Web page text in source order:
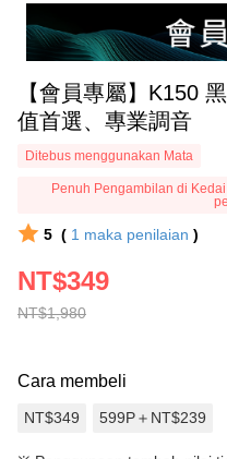
【會員專屬】K150
值首選、專業調音
Ditebus menggunakan Mata
Penuh Pengambilan di
5 ( 1 maka penilaian )
NT$1,980
NT$349
Cara membeli
NT$349 599P＋NT$239